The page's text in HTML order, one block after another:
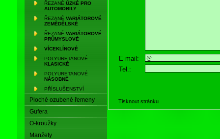
ŘEZANÉ ÚZKÉ PRO
AUTOMOBILY
ŘEZANÉ VARIÁTOROVÉ
ZEMĚDĚLSKÉ
ŘEZANÉ VARIÁTOROVÉ
PRŮMYSLOVÉ
VÍCEKLÍNOVÉ
POLYURETANOVÉ
KLASICKÉ
POLYURETANOVÉ
NÁSOBNÉ
PŘÍSLUŠENSTVÍ
Ploché ozubené řemeny
Gufera
O-kroužky
Manžety
E-mail:
Tel.:
Tisknout stránku